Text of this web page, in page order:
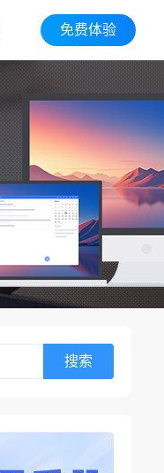
免费体验
搜索